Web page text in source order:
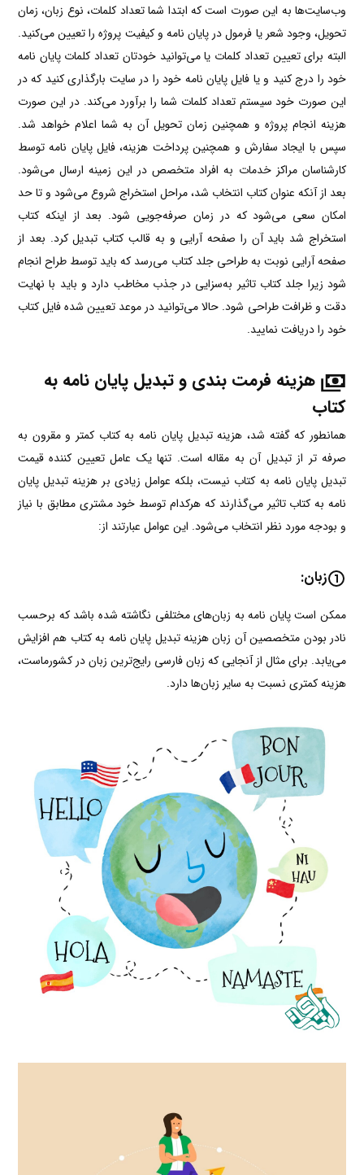
وب‌سایت‌ها به این صورت است که ابتدا شما تعداد کلمات، نوع زبان، زمان
تحویل، وجود شعر یا فرمول در پایان نامه و کیفیت پروژه را تعیین می‌کنید.
البته برای تعیین تعداد کلمات یا می‌توانید خودتان تعداد کلمات پایان نامه
خود را درج کنید و یا فایل پایان نامه خود را در سایت بارگذاری کنید که در
این صورت خود سیستم تعداد کلمات شما را برآورد می‌کند. در این صورت
هزینه انجام پروژه و همچنین زمان تحویل آن به شما اعلام خواهد شد.
سپس با ایجاد سفارش و همچنین پرداخت هزینه، فایل پایان نامه توسط
کارشناسان مراکز خدمات به افراد متخصص در این زمینه ارسال می‌شود.
بعد از آنکه عنوان کتاب انتخاب شد، مراحل استخراج شروع می‌شود و تا حد
امکان سعی می‌شود که در زمان صرفه‌جویی شود. بعد از اینکه کتاب
استخراج شد باید آن را صفحه آرایی و به قالب کتاب تبدیل کرد. بعد از
صفحه آرایی نوبت به طراحی جلد کتاب می‌رسد که باید توسط طراح انجام
شود زیرا جلد کتاب تاثیر به‌سزایی در جذب مخاطب دارد و باید با نهایت
دقت و ظرافت طراحی شود. حالا می‌توانید در موعد تعیین شده فایل کتاب
خود را دریافت نمایید.
هزینه فرمت بندی و تبدیل پایان نامه به
کتاب
همانطور که گفته شد، هزینه تبدیل پایان نامه به کتاب کمتر و مقرون به
صرفه تر از تبدیل آن به مقاله است. تنها یک عامل تعیین کننده قیمت
تبدیل پایان نامه به کتاب نیست، بلکه عوامل زیادی بر هزینه تبدیل پایان
نامه به کتاب تاثیر می‌گذارند که هرکدام توسط خود مشتری مطابق با نیاز
و بودجه مورد نظر انتخاب می‌شود. این عوامل عبارتند از:
زبان:
ممکن است پایان نامه به زبان‌های مختلفی نگاشته شده باشد که برحسب
نادر بودن متخصصین آن زبان هزینه تبدیل پایان نامه به کتاب هم افزایش
می‌یابد. برای مثال از آنجایی که زبان فارسی رایج‌ترین زبان در کشورماست،
هزینه کمتری نسبت به سایر زبان‌ها دارد.